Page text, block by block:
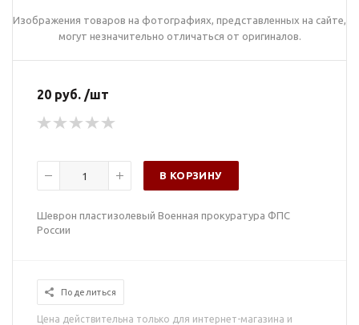
Изображения товаров на фотографиях, представленных на сайте,
могут незначительно отличаться от оригиналов.
20 руб. /шт
В КОРЗИНУ
Шеврон пластизолевый Военная прокуратура ФПС
России
Поделиться
Цена действительна только для интернет-магазина и